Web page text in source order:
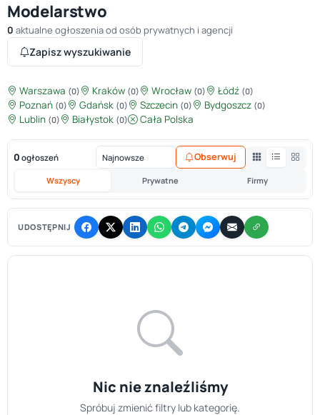
Modelarstwo
0 aktualne ogłoszenia od osób prywatnych i agencji
Zapisz wyszukiwanie
Warszawa (0) Kraków (0) Wrocław (0) Łódź (0)
Poznań (0) Gdańsk (0) Szczecin (0) Bydgoszcz (0)
Lublin (0) Białystok (0) Cała Polska
0 ogłoszeń
Wszyscy Prywatne Firmy
Obserwuj
UDOSTĘPNIJ
Nic nie znaleźliśmy
Spróbuj zmienić filtry lub kategorię.